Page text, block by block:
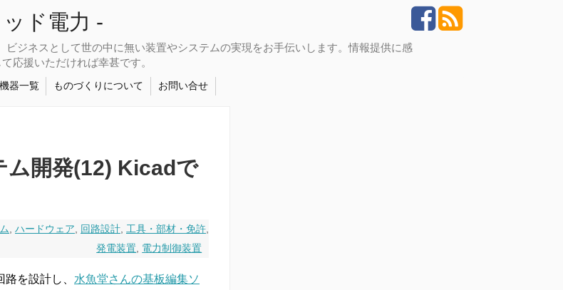
ド電力 -
ジネスとして世の中に無い装置やシステムの実現をお手伝いします。情報提供に感
応援いただければ幸甚です。
器一覧 ものづくりについて お問い合せ
ム開発(12) Kicadで
, ハードウェア, 回路設計, 工具・部材・免許,
発電装置, 電力制御装置
路を設計し、 水魚堂さんの基板編集ソ